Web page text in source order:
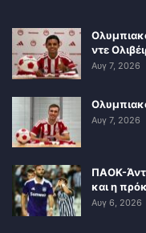
ντε
Αυγ 7, 2026
Αυγ 7, 2026
ΠΑΟΚ-
και η
Αυγ 6, 2026